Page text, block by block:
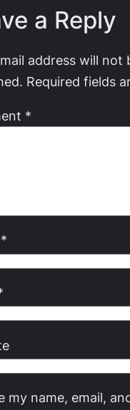
a Reply
address will not
Required fields
*
*
my name, email,